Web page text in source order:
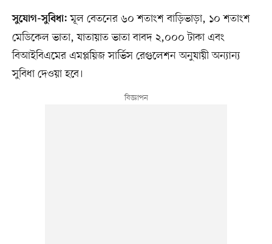
সুযোগ-সুবিধা: মূল বেতনের ৬০ শতাংশ বাড়িভাড়া, ১০ শতাংশ
মেডিকেল ভাতা, যাতায়াত ভাতা বাবদ ২,০০০ টাকা এবং
বিআইবিএমের এমপ্লয়িজ সার্ভিস রেগুলেশন অনুযায়ী অন্যান্য
সুবিধা দেওয়া হবে।